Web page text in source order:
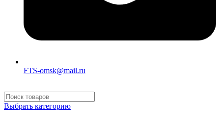
FTS-omsk@mail.ru
Выбрать категорию